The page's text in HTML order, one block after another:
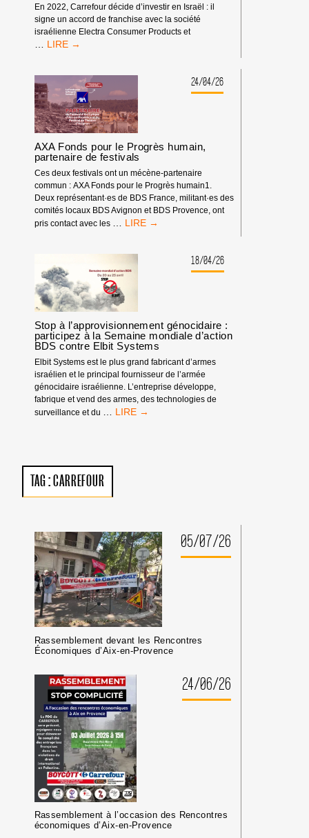
En 2022, Carrefour décide d’investir en Israël : il
signe un accord de franchise avec la société
israélienne Electra Consumer Products et
CARREFOUR
ISRAËL
!
24/04/26
AXA Fonds pour le Progrès humain,
partenaire de festivals
Ces deux festivals ont un mécène-partenaire
commun : AXA Fonds pour le Progrès humain1.
Deux représentant·es de BDS France, militant·es des
comités locaux BDS Avignon et BDS Provence, ont
pris contact avec les
AXA
PROGRÈS
PARTENAIRE
FESTIVALS
18/04/26
Stop à l’approvisionnement génocidaire :
participez à la Semaine mondiale d’action
BDS contre Elbit Systems
Elbit Systems est le plus grand fabricant d’armes
israélien et le principal fournisseur de l’armée
génocidaire israélienne. L’entreprise développe,
fabrique et vend des armes, des technologies de
surveillance et du … STOP
LA
D’ACTION
BDS
CONTRE
ELBIT
SYSTEMS
TAG :CARREFOUR
05/07/26
Rassemblement devant les Rencontres
Économiques d’Aix-en-Provence
24/06/26
Rassemblement à l’occasion des Rencontres
économiques d’Aix-en-Provence